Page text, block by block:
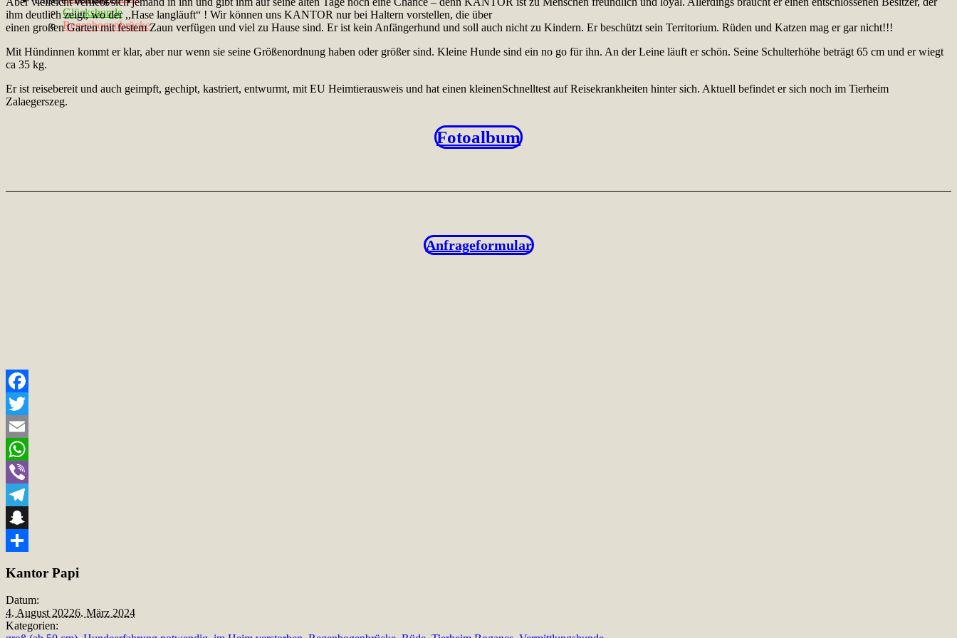
Glückshunde
Regenbogenbrücke
ihm deutlich zeigt, wo der ,,Hase langläuft“ ! Wir können uns KANTOR nur bei Haltern vorstellen, die über
einen großen Garten mit festem Zaun verfügen und viel zu Hause sind. Er ist kein Anfängerhund und soll auch nicht zu Kindern. Er beschützt sein Territorium. Rüden und Katzen mag er gar nicht!!!
Mit Hündinnen kommt er klar, aber nur wenn sie seine Größenordnung haben oder größer sind. Kleine Hunde sind ein no go für ihn. An der Leine läuft er schön. Seine Schulterhöhe beträgt 65 cm und er wiegt
ca 35 kg.
Er ist reisebereit und auch geimpft, gechipt, kastriert, entwurmt, mit EU Heimtierausweis und hat einen kleinenSchnelltest auf Reisekrankheiten hinter sich. Aktuell befindet er sich noch im Tierheim
Zalaegerszeg.
Fotoalbum
Anfrageformular
Facebook
Twitter
Email
WhatsApp
Viber
Telegram
Snapchat
Kantor Papi
Datum:
4. August 20226. März 2024
Kategorien: